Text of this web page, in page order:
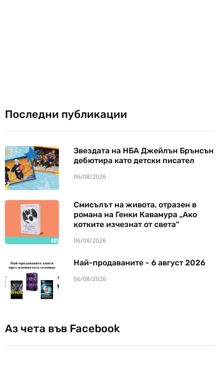
Последни публикации
Звездата на НБА Джейлън Брънсън
дебютира като детски писател
06/08/2026
Смисълът на живота, отразен в
романа на Генки Кавамура „Ако
котките изчезнат от света“
06/08/2026
Най-продаваните - 6 август 2026
06/08/2026
Аз чета във Facebook